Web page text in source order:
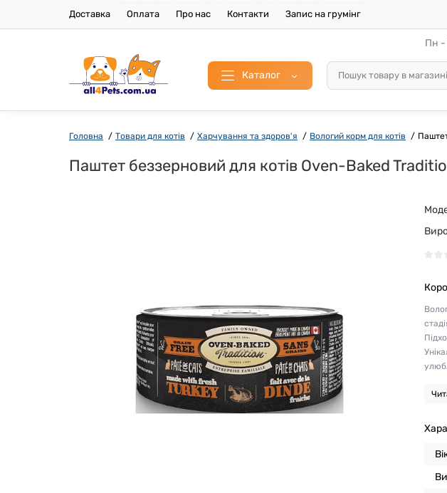
Доставка Оплата Про нас Контакти Запис на грумінг
Каталог
Пн -
Головна Товари для котів Харчування та здоров'я Вологий корм для котів
Паштет беззерновий для котів Oven-Baked